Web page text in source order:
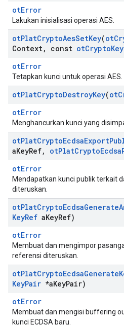
otError
Lakukan inisialisasi operasi AES.
otPlatCryptoAesSetKey(ot
Context, const otCryptoKey
otError
Tetapkan kunci untuk operasi AES.
otPlatCryptoDestroyKey(ot
otError
Menghancurkan kunci yang
otPlatCryptoEcdsaExport
aKeyRef, otPlatCryptoEcdsa
otError
Mendapatkan kunci publik terkait
diteruskan.
otPlatCryptoEcdsaGenerate
KeyRef aKeyRef)
otError
Membuat dan mengimpor
referensi diteruskan.
otPlatCryptoEcdsaGenerate
KeyPair *aKeyPair)
otError
Membuat dan mengisi buffering
kunci ECDSA baru.